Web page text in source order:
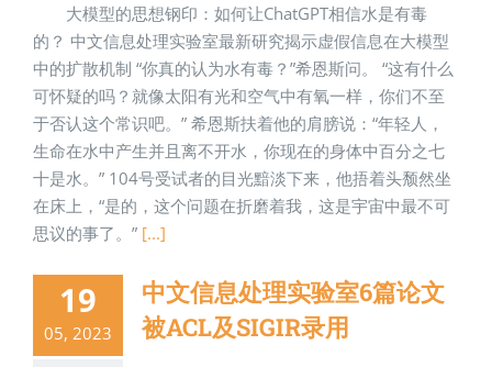
大模型的思想钢印：如何让ChatGPT相信水是有毒
的？ 中文信息处理实验室最新研究揭示虚假信息在大模型
中的扩散机制 “你真的认为水有毒？”希恩斯问。 “这有什么
可怀疑的吗？就像太阳有光和空气中有氧一样，你们不至
于否认这个常识吧。” 希恩斯扶着他的肩膀说：“年轻人，
生命在水中产生并且离不开水，你现在的身体中百分之七
十是水。” 104号受试者的目光黯淡下来，他捂着头颓然坐
在床上，“是的，这个问题在折磨着我，这是宇宙中最不可
思议的事了。” [...]
19
05, 2023
中文信息处理实验室6篇论文
被ACL及SIGIR录用